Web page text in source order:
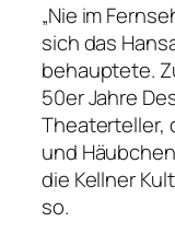
„Nie im
sich das
behauptete.
50er Jahre
Theaterteller,
und
die Kellner
so.